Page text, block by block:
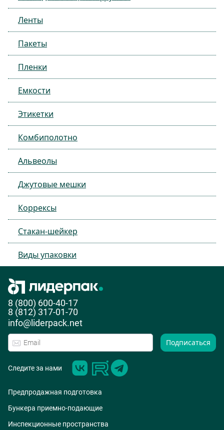
Ленты
Пакеты
Пленки
Емкости
Этикетки
Комбиполотно
Альвеолы
Джутовые мешки
Коррексы
Стакан-шейкер
Виды упаковки
8 (800) 600-40-17
8 (812) 317-01-70
info@liderpack.net
Подписаться
Следите за нами
Предпродажная подготовка
Бункера приемно-подающие
Инспекционные пространства